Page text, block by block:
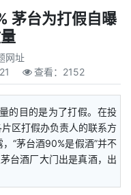
茅台为打假自曝
网址
查看： 2152
的目的是为了打假。在投
区打假办负责人的联系方
“茅台酒90%是假酒”并不
台酒厂大门出是真酒，出